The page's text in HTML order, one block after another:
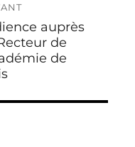
:
auprès
de
de